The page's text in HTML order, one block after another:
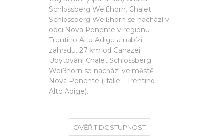
Schlossberg Weißhorn. Chalet
Schlossberg Weißhorn se nachází v
obci Nova Ponente v regionu
Trentino Alto Adige a nabízí
zahradu. 27 km od Canazei.
Ubytování Chalet Schlossberg
Weißhorn se nachází ve městě
Nova Ponente (Itálie - Trentino
Alto Adige).
OVĚŘIT DOSTUPNOST